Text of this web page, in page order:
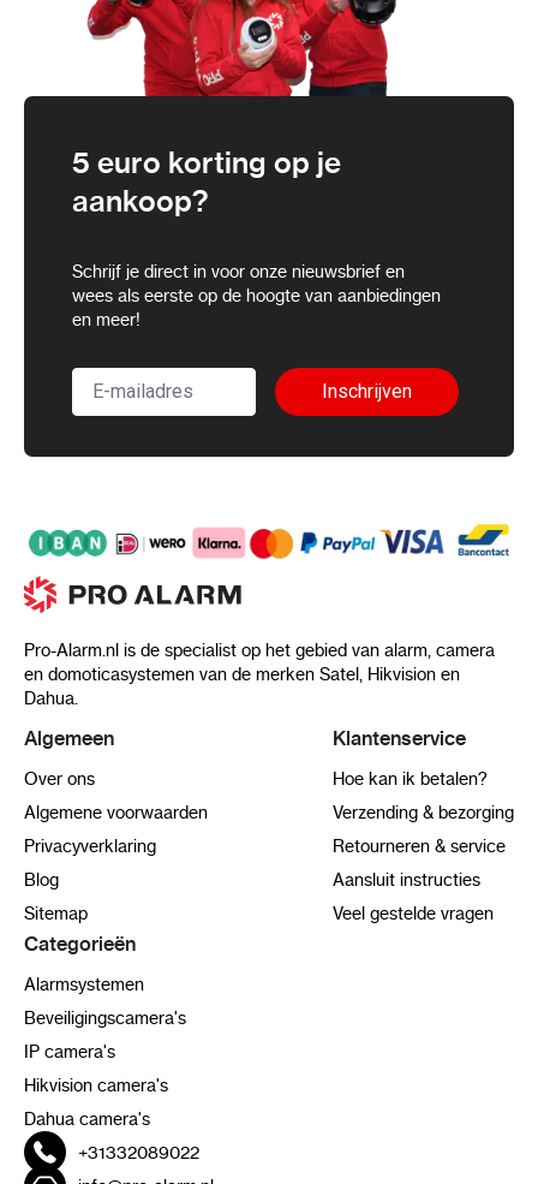
5 euro korting op je
aankoop?
Schrijf je direct in voor onze nieuwsbrief en
wees als eerste op de hoogte van aanbiedingen
en meer!
Inschrijven
Pro-Alarm.nl is de specialist op het gebied van alarm, camera
en domoticasystemen van de merken Satel, Hikvision en
Dahua.
Algemeen
Over ons
Algemene voorwaarden
Privacyverklaring
Blog
Sitemap
Klantenservice
Hoe kan ik betalen?
Verzending & bezorging
Retourneren & service
Aansluit instructies
Veel gestelde vragen
Categorieën
Alarmsystemen
Beveiligingscamera's
IP camera's
Hikvision camera's
Dahua camera's
+31332089022